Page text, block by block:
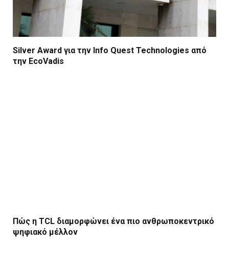
Silver Award για την Info Quest Technologies από
την EcoVadis
Πώς η TCL διαμορφώνει ένα πιο ανθρωποκεντρικό
ψηφιακό μέλλον